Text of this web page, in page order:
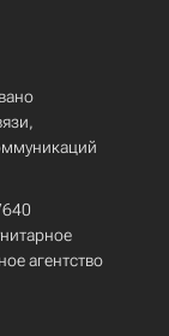
агентство